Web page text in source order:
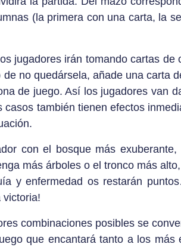
(la primera con una carta, la
jugadores irán tomando cartas
no quedársela, añade una carta
de juego. Así los jugadores van
también tienen efectos
con el bosque más
más árboles o el tronco más
y enfermedad os restarán
victoria!
combinaciones posibles se
que encantará tanto a los